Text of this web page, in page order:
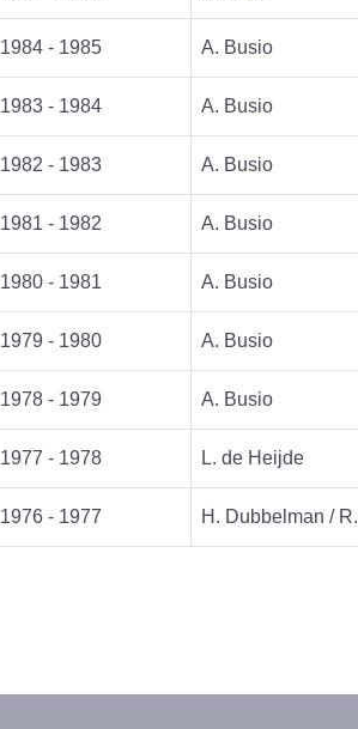
1984 - 1985 A. Busio
1983 - 1984 A. Busio
1982 - 1983 A. Busio
1981 - 1982 A. Busio
1980 - 1981 A. Busio
1979 - 1980 A. Busio
1978 - 1979 A. Busio
1977 - 1978 L. de Heijde
1976 - 1977 H. Dubbelman /